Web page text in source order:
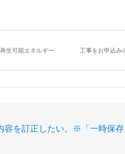
再生可能エネルギー 工事をお申込み
容を訂正したい。※「一時保